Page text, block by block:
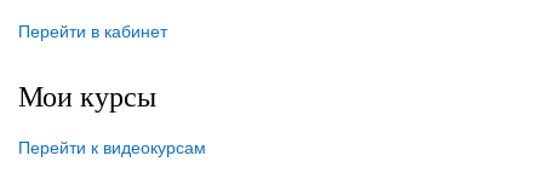
Перейти в кабинет
Мои курсы
Перейти к видеокурсам